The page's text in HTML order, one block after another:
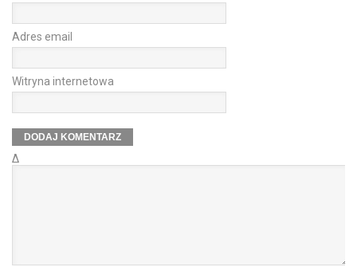
Adres email
Witryna internetowa
Δ